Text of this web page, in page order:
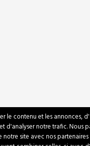
le contenu et les annonces,
d'analyser notre trafic. Nous
site avec nos